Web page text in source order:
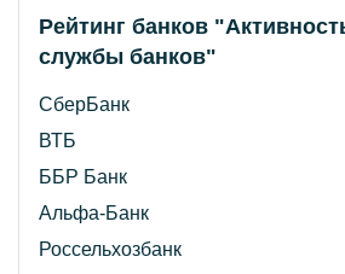
Рейтинг банков
службы банков"
СберБанк
ВТБ
ББР Банк
Альфа-Банк
Россельхозбанк